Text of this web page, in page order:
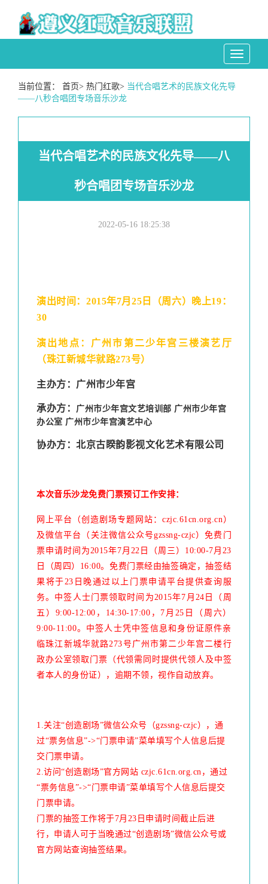
Toggle
当前位置： 首页> 热门红歌> 当代合唱艺术的民族文化先导
——八秒合唱团专场音乐沙龙
当代合唱艺术的民族文化先导——八
秒合唱团专场音乐沙龙
2022-05-16 18:25:38
演出时间：2015年7月25日（周六）晚上19：
30
演出地点：广州市第二少年宫三楼演艺厅
（珠江新城华就路273号）
主办方： 广州市少年宫
承办方：
广州市少年宫文艺培训部 广州市少年宫
办公室 广州市少年宫演艺中心
协办方： 北京古睽韵影视文化艺术有限公司
本次音乐沙龙免费门票预订工作安排：
网上平台（创造剧场专题网站：czjc.61cn.org.cn）
及微信平台（关注微信公众号gzssng-czjc）免费门
票申请时间为2015年7月22日（周三）10:00-7月23
日（周四）16:00。免费门票经由抽签确定，抽签结
果将于23日晚通过以上门票申请平台提供查询服
务。中签人士门票领取时间为2015年7月24日（周
五）9:00-12:00，14:30-17:00，7月25日（周六）
9:00-11:00。中签人士凭中签信息和身份证原件亲
临珠江新城华就路273号广州市第二少年宫二楼行
政办公室领取门票（代领需同时提供代领人及中签
者本人的身份证），逾期不领，视作自动放弃。
1.关注“创造剧场”微信公众号（gzssng-czjc），通
过“票务信息”->“门票申请”菜单填写个人信息后提
交门票申请。
2.访问“创造剧场”官方网站 czjc.61cn.org.cn，通过
“票务信息”->“门票申请”菜单填写个人信息后提交
门票申请。
门票的抽签工作将于7月23日申请时间截止后进
行，申请人可于当晚通过“创造剧场”微信公众号或
官方网站查询抽签结果。